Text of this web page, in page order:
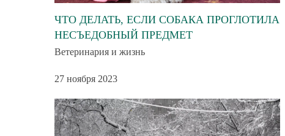
ЧТО ДЕЛАТЬ, ЕСЛИ СОБАКА ПРОГЛОТИЛА
НЕСЪЕДОБНЫЙ ПРЕДМЕТ
Ветеринария и жизнь
27 ноября 2023